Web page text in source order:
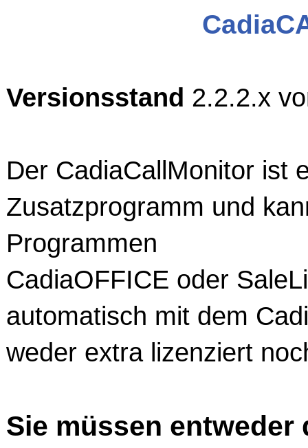
Versionsstand 2.2.2.x
Der CadiaCallMonitor ist
Zusatzprogramm und
Programmen
CadiaOFFICE oder
automatisch mit dem
weder extra lizenziert
Sie müssen entweder